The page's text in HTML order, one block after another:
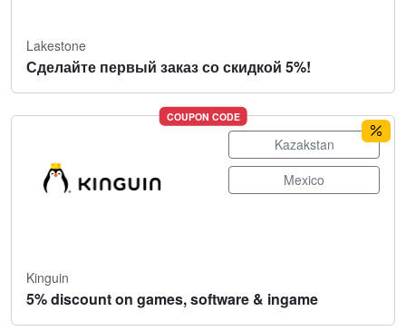
Lakestone
Сделайте первый заказ со скидкой 5%!
COUPON CODE
Kazakstan
Mexico
Kinguin
5% discount on games, software & ingame